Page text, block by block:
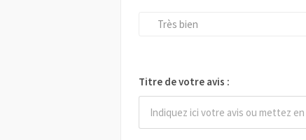
Très bien
Titre de votre avis :